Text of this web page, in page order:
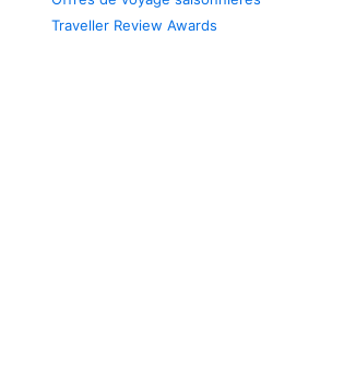
Traveller Review Awards